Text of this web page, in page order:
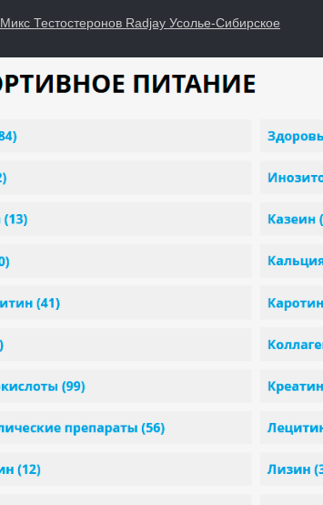
Микс Тестостеронов Radjay Усолье-Сибирское